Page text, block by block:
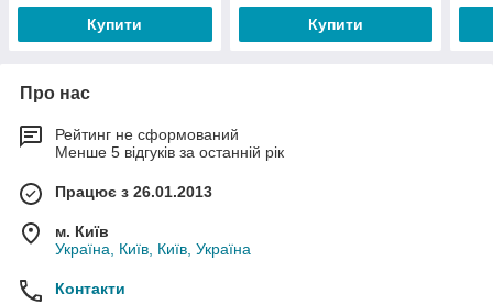
Купити Купити
Про нас
Рейтинг не сформований
Менше 5 відгуків за останній рік
Працює з 26.01.2013
м. Київ
Україна, Київ, Київ, Україна
Контакти